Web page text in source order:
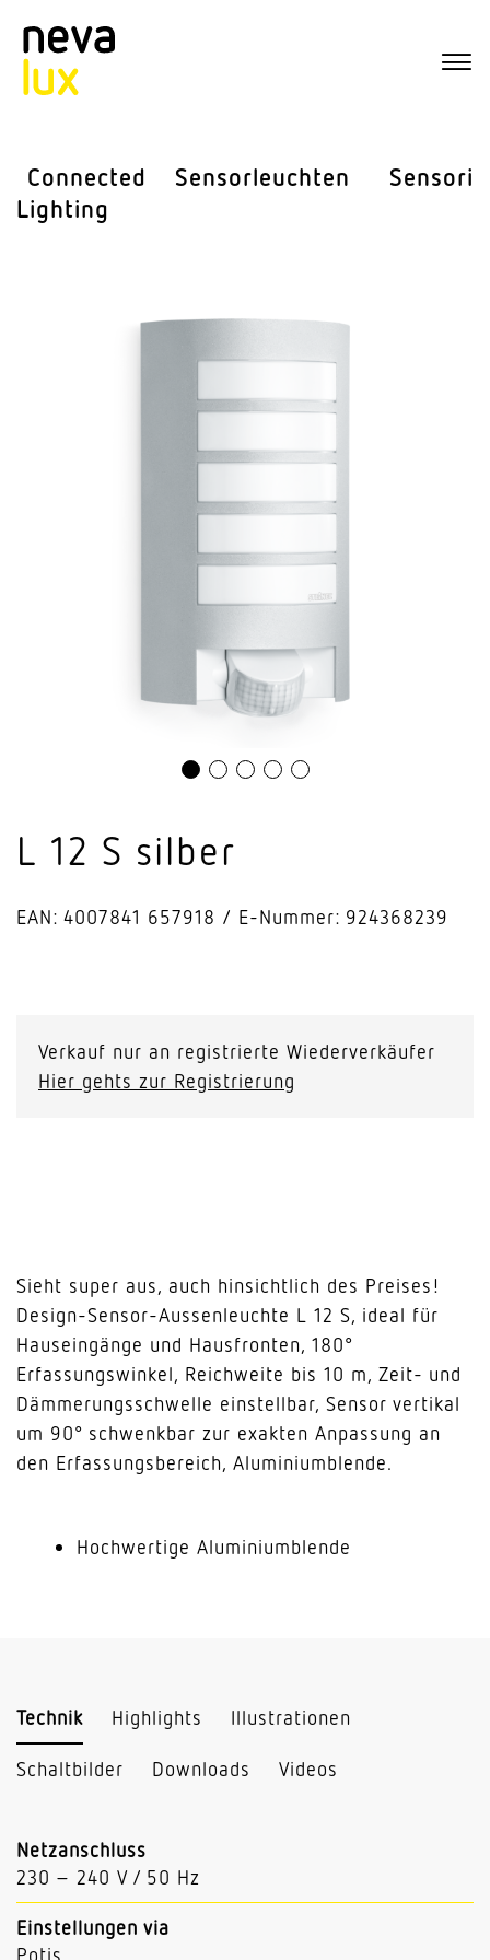
Connected
Lighting
Sensor­leuchten Sensorik
L 12 S silber
EAN: 4007841 657918 E-Nummer: 924368239
silber
Verkauf nur an registrierte Wiederverkäufer
Hier gehts zur Registrierung
Sieht super aus, auch hinsichtlich des Preises!
Design-Sensor-Aussenleuchte L 12 S, ideal für
Hauseingänge und Hausfronten, 180°
Erfassungswinkel, Reichweite bis 10 m, Zeit- und
Dämmerungsschwelle einstellbar, Sensor vertikal
um 90° schwenkbar zur exakten Anpassung an
den Erfassungsbereich, Aluminiumblende.
Hochwertige Aluminiumblende
Technik Highlights Illustrationen
Schaltbilder Downloads Videos
Netzanschluss
230 – 240 V / 50 Hz
Einstellungen via
Potis